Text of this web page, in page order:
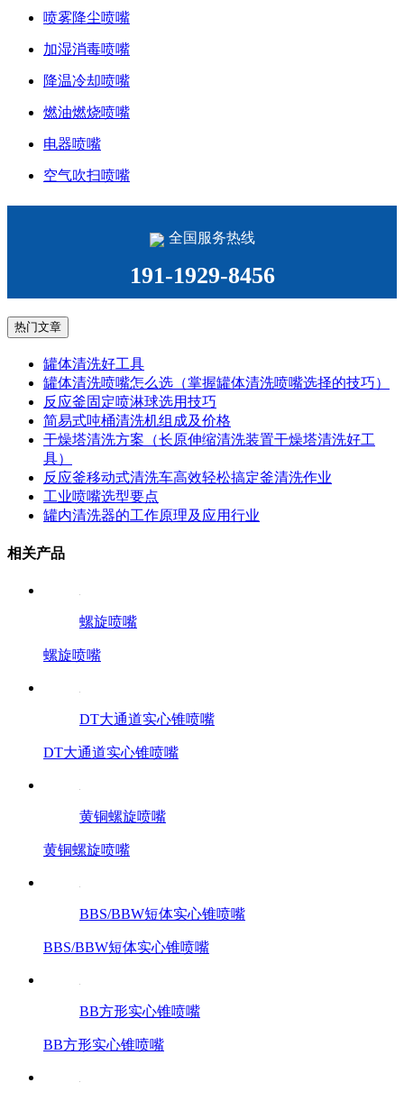
喷雾降尘喷嘴
加湿消毒喷嘴
降温冷却喷嘴
燃油燃烧喷嘴
电器喷嘴
空气吹扫喷嘴
全国服务热线
191-1929-8456
热门文章
罐体清洗好工具
罐体清洗喷嘴怎么选（掌握罐体清洗喷嘴选择的技巧）
反应釜固定喷淋球选用技巧
简易式吨桶清洗机组成及价格
干燥塔清洗方案（长原伸缩清洗装置干燥塔清洗好工
具）
反应釜移动式清洗车高效轻松搞定釜清洗作业
工业喷嘴选型要点
罐内清洗器的工作原理及应用行业
相关产品
螺旋喷嘴
螺旋喷嘴
DT大通道实心锥喷嘴
DT大通道实心锥喷嘴
黄铜螺旋喷嘴
黄铜螺旋喷嘴
BBS/BBW短体实心锥喷嘴
BBS/BBW短体实心锥喷嘴
BB方形实心锥喷嘴
BB方形实心锥喷嘴